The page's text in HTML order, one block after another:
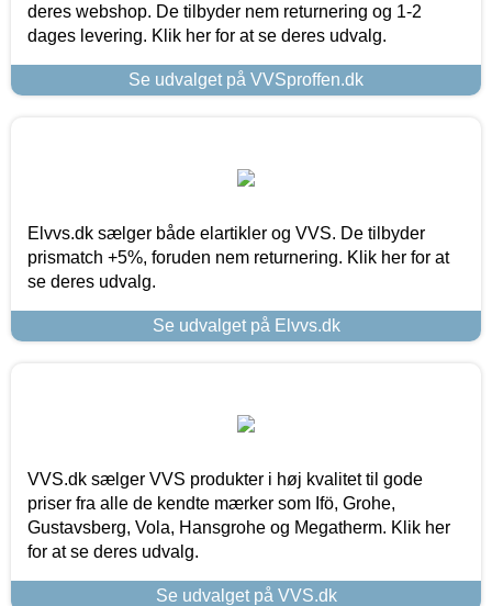
deres webshop. De tilbyder nem returnering og 1-2
dages levering. Klik her for at se deres udvalg.
Se udvalget på VVSproffen.dk
Elvvs.dk sælger både elartikler og VVS. De tilbyder
prismatch +5%, foruden nem returnering. Klik her for at
se deres udvalg.
Se udvalget på Elvvs.dk
VVS.dk sælger VVS produkter i høj kvalitet til gode
priser fra alle de kendte mærker som Ifö, Grohe,
Gustavsberg, Vola, Hansgrohe og Megatherm. Klik her
for at se deres udvalg.
Se udvalget på VVS.dk